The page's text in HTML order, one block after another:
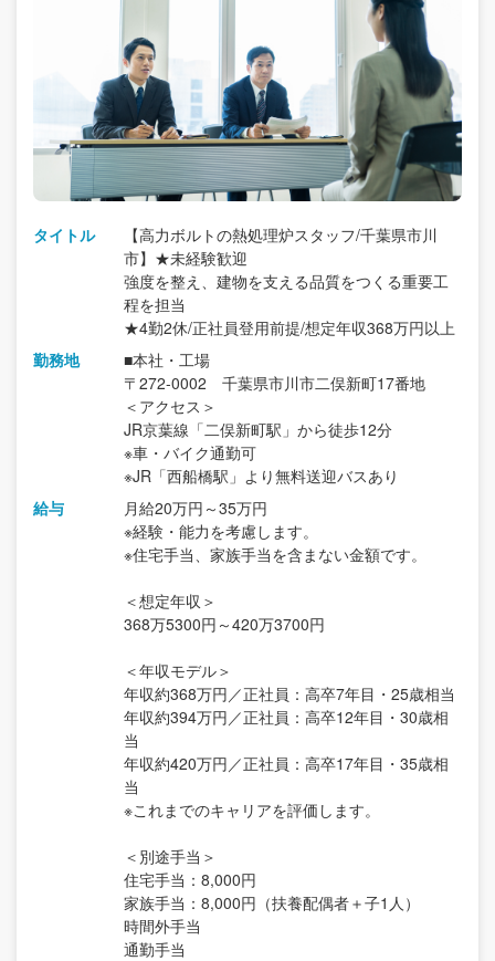
タイトル
【高力ボルトの熱処理炉スタッフ/千葉県市川
市】★未経験歓迎
強度を整え、建物を支える品質をつくる重要工
程を担当
★4勤2休/正社員登用前提/想定年収368万円以上
勤務地
■本社・工場
〒272-0002 千葉県市川市二俣新町17番地
＜アクセス＞
JR京葉線「二俣新町駅」から徒歩12分
※車・バイク通勤可
※JR「西船橋駅」より無料送迎バスあり
給与
月給20万円～35万円
※経験・能力を考慮します。
※住宅手当、家族手当を含まない金額です。
＜想定年収＞
368万5300円～420万3700円
＜年収モデル＞
年収約368万円／正社員：高卒7年目・25歳相当
年収約394万円／正社員：高卒12年目・30歳相
当
年収約420万円／正社員：高卒17年目・35歳相
当
※これまでのキャリアを評価します。
＜別途手当＞
住宅手当：8,000円
家族手当：8,000円（扶養配偶者＋子1人）
時間外手当
通勤手当